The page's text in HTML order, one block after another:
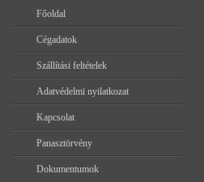
Főoldal
Cégadatok
Szállítási feltételek
Adatvédelmi nyilatkozat
Kapcsolat
Panasztörvény
Dokumentumok